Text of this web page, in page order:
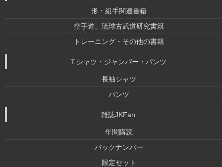
形・組手関連書籍
空手道、琉球古武道研究書籍
トレーニング・その他の書籍
Ｔシャツ・ジャンパー・パンツ
長袖シャツ
パンツ
雑誌JKFan
年間購読
バックナンバー
限定セット